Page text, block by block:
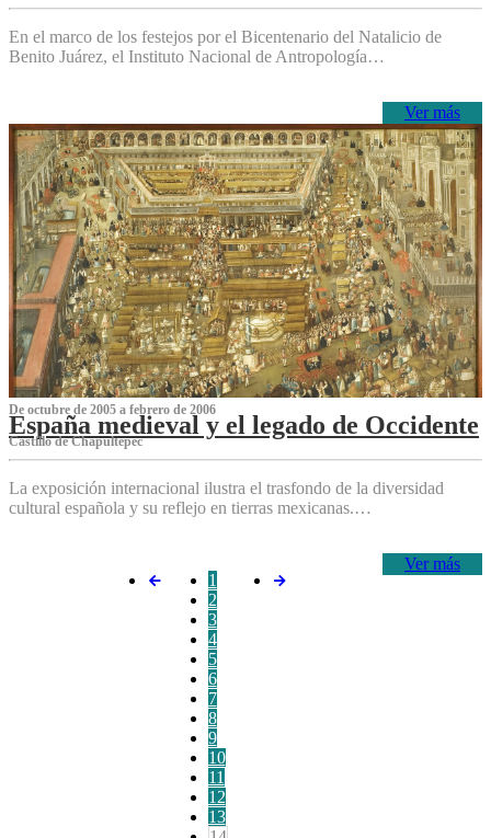
En el marco de los festejos por el Bicentenario del Natalicio de
Benito Juárez, el Instituto Nacional de Antropología…
Ver más
De octubre de 2005 a febrero de 2006
España medieval y el legado de Occidente
Castillo de Chapultepec
La exposición internacional ilustra el trasfondo de la diversidad
cultural española y su reflejo en tierras mexicanas.…
Ver más
1
2
3
4
5
6
7
8
9
10
11
12
13